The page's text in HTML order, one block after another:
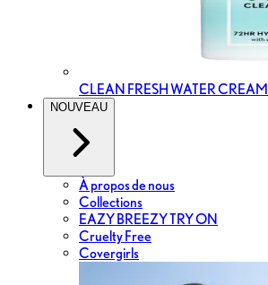
CLEAN FRESH WATER CREAM
NOUVEAU
À propos de nous
Collections
EAZY BREEZY TRY ON
Cruelty Free
Covergirls